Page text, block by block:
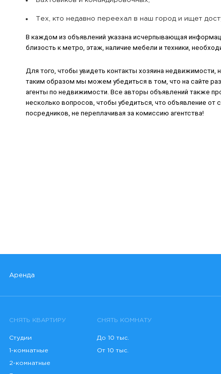
Тех, кто недавно переехал в наш город и ищет
В каждом из объявлений указана исчерпывающая
близость к метро, этаж, наличие мебели и техники,
Для того, чтобы увидеть контакты хозяина недвижимости,
таким образом мы можем убедиться в том, что на сайте
агенты по недвижимости. Все авторы объявлений также
несколько вопросов, чтобы убедиться, что объявление
посредников, не переплачивая за комиссию агентства!
Аренда
СНЯТЬ КВАРТИРУ
Студии
1-комнатные
2-комнатные
СНЯТЬ КОМНАТУ
До 10 тыс.
От 10 тыс.